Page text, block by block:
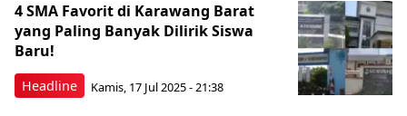
Headline
4 SMA Favorit di Karawang Barat
yang Paling Banyak Dilirik Siswa
Baru!
Kamis, 17 Jul 2025 - 21:38